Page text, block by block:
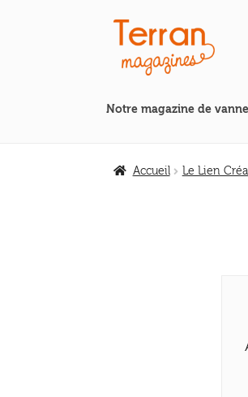
Aller
à
la
Aller
au
contenu
Notre magazine de
Accueil Le Lien